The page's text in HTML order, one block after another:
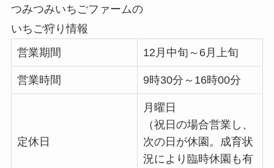
つみつみいちごファームの
いちご狩り情報
営業期間
12月中旬～6月上旬
営業時間 9時30分～16時00分
定休日
月曜日
（祝日の場合営業し、
次の日が休園。成育状
況により臨時休園も有